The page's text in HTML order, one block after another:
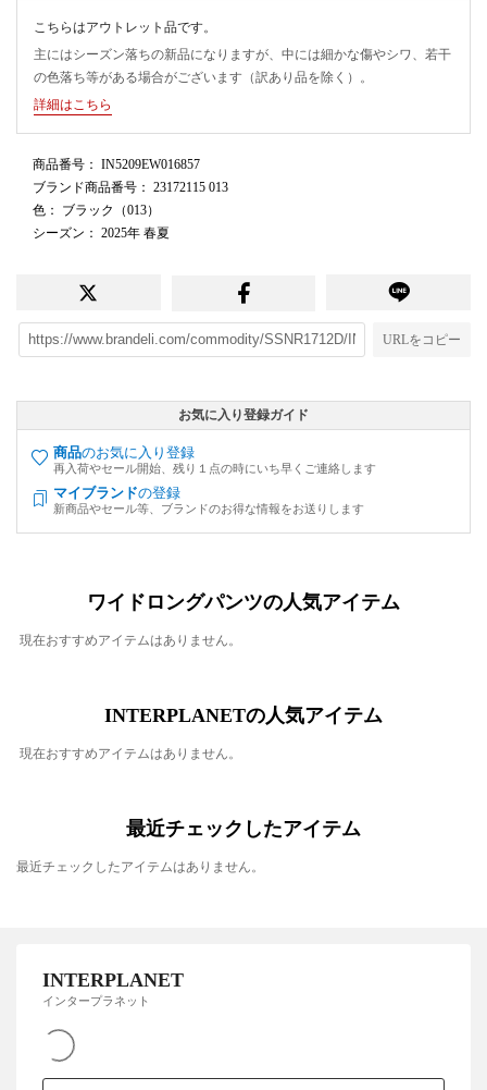
こちらはアウトレット品です。
主にはシーズン落ちの新品になりますが、中には細かな傷やシワ、若干
の色落ち等がある場合がございます（訳あり品を除く）。
詳細はこちら
商品番号 ： IN5209EW016857
ブランド商品番号 ： 23172115 013
色 ： ブラック（013）
シーズン ： 2025年 春夏
URLをコピー
お気に入り登録ガイド
商品のお気に入り登録
再入荷やセール開始、残り１点の時にいち早くご連絡します
マイブランドの登録
新商品やセール等、ブランドのお得な情報をお送りします
ワイドロングパンツの人気アイテム
現在おすすめアイテムはありません。
INTERPLANETの人気アイテム
現在おすすめアイテムはありません。
最近チェックしたアイテム
最近チェックしたアイテムはありません。
INTERPLANET
インタープラネット